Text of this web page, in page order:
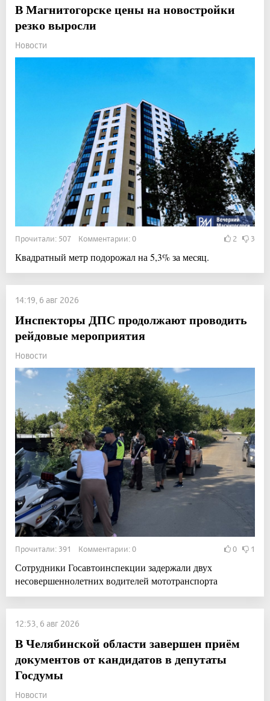
В Магнитогорске цены на новостройки
резко выросли
Новости
Прочитали: 507 Комментарии: 0 2 3
Квадратный метр подорожал на 5,3% за месяц.
14:19, 6 авг 2026
Инспекторы ДПС продолжают проводить
рейдовые мероприятия
Новости
Прочитали: 391 Комментарии: 0 0 1
Сотрудники Госавтоинспекции задержали двух
несовершеннолетних водителей мототранспорта
12:53, 6 авг 2026
В Челябинской области завершен приём
документов от кандидатов в депутаты
Госдумы
Новости